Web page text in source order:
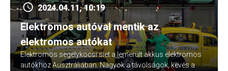
2024.04.11, 10:19
Elektromos autóval mentik az
elektromos autókat
Elektromos segélykocsi siet a lemerült akkus elektromos
autókhoz Ausztráliában. Nagyok a távolságok, kevés a